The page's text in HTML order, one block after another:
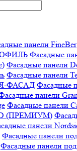
панели FineBer
Фасадные
Фасадные панели
Фасадные панели
Фасадные
панели
Фасадные панели
панели
Фасадные панели
Фасадные панели